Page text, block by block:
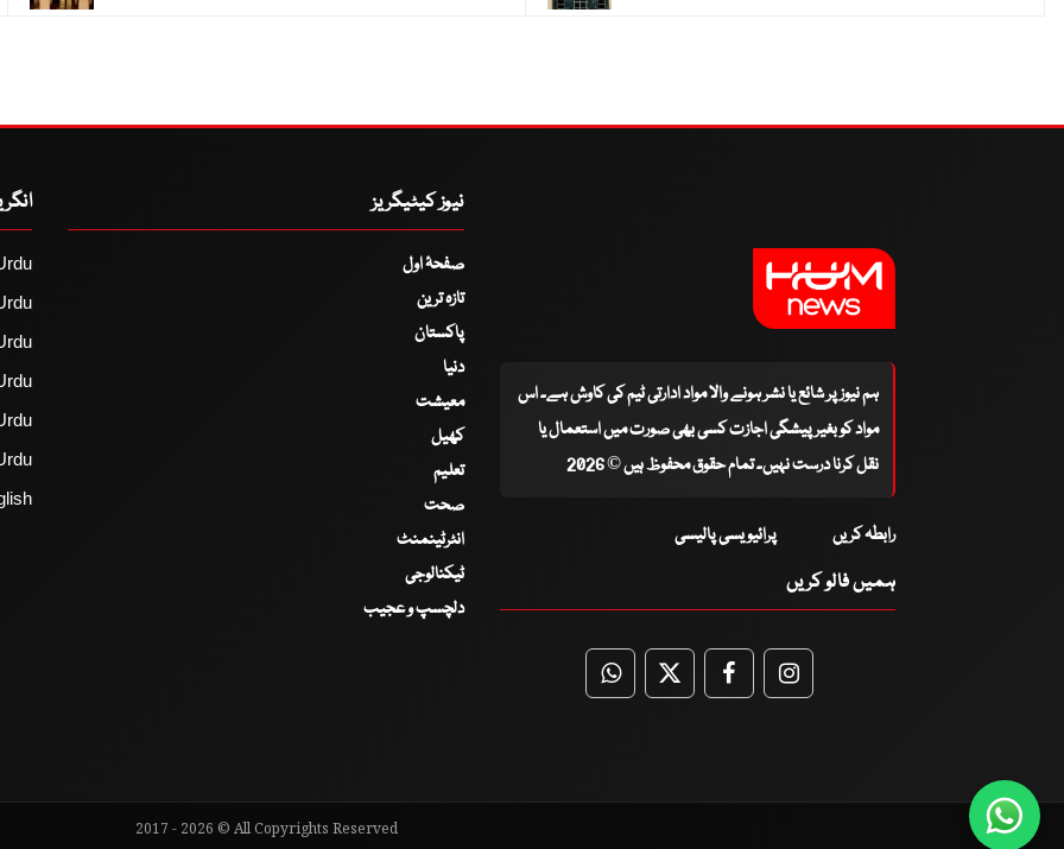
ہم نیوز پر شائع یا نشر ہونے والا مواد ادارتی ٹیم کی کاوش ہے۔ اس
مواد کو بغیر پیشگی اجازت کسی بھی صورت میں استعمال یا
نقل کرنا درست نہیں۔ تمام حقوق محفوظ ہیں © 2026
رابطہ کریں پرائیویسی پالیسی
ہمیں فالو کریں
WhatsApp
TwitterFacebookFacebook
نیوز کیٹیگریز
صفحۂ اول
تازہ ترین
پاکستان
دنیا
معیشت
کھیل
تعلیم
صحت
انٹرٹینمنٹ
ٹیکنالوجی
دلچسپ و عجیب
2017 - 2026 © All Copyrights Reserved